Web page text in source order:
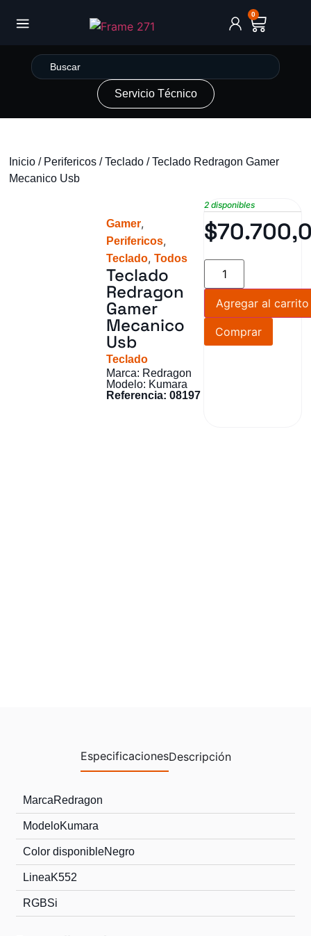
0
Servicio Técnico
Inicio / Perifericos /Teclado / Teclado Redragon Gamer
Mecanico Usb
Gamer,
Perifericos,
Teclado, Todos
Teclado
Redragon
Gamer
Mecanico
Usb
Teclado
Marca: Redragon
Modelo: Kumara
Referencia: 08197
2 disponibles
$
Agregar al carrito
Comprar
EspecificacionesDescripción
MarcaRedragon
ModeloKumara
Color disponibleNegro
LineaK552
RGBSi